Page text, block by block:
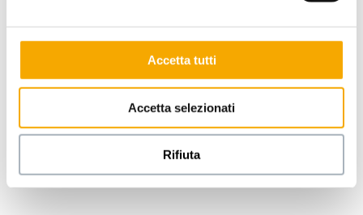
Accetta tutti
Accetta selezionati
Rifiuta